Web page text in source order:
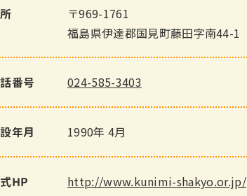
〒969-1761
福島県伊達郡国見町藤田字南44-1
番号 024-585-3403
年月 1990年 4月
HP http://www.kunimi-shakyo.or.jp/